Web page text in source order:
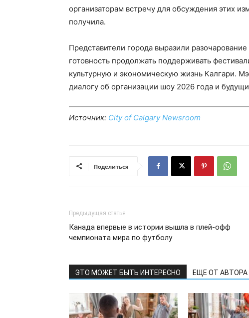
организаторам встречу для обсуждения этих
получила.
Представители города выразили
готовность продолжать поддерживать
культурную и экономическую жизнь Калгари.
диалогу об организации шоу 2026 года и
Источник: City of Calgary Newsroom
Поделиться
Предыдущая статья
Канада впервые в истории вышла в плей-офф
чемпионата мира по футболу
ЭТО МОЖЕТ БЫТЬ ИНТЕРЕСНО ЕЩЕ ОТ АВТОРА